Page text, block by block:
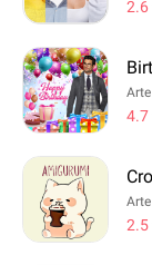
2.6
4.7
2.5